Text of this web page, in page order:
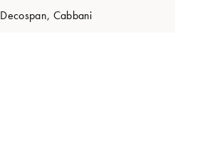
Decospan, Cabbani